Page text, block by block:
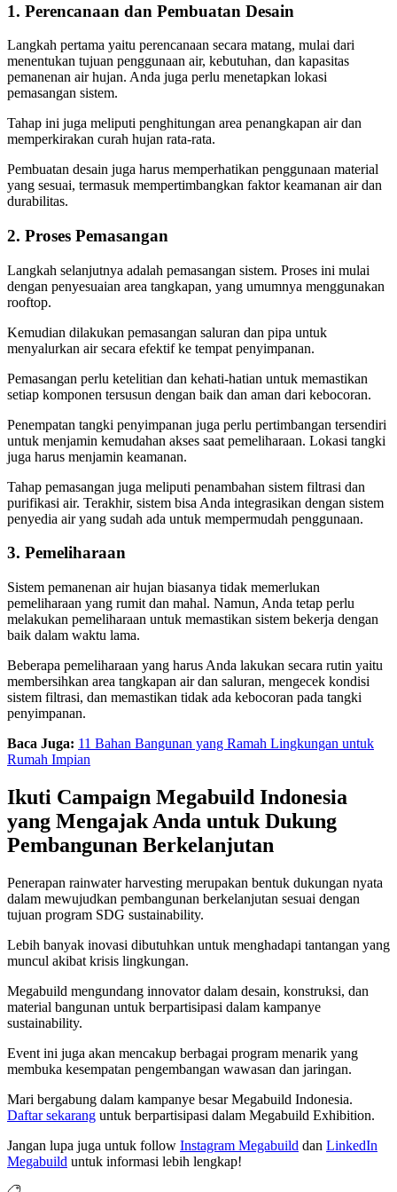
1. Perencanaan dan Pembuatan Desain
Langkah pertama yaitu perencanaan secara matang, mulai dari
menentukan tujuan penggunaan air, kebutuhan, dan kapasitas
pemanenan air hujan. Anda juga perlu menetapkan lokasi
pemasangan sistem.
Tahap ini juga meliputi penghitungan area penangkapan air dan
memperkirakan curah hujan rata-rata.
Pembuatan desain juga harus memperhatikan penggunaan material
yang sesuai, termasuk mempertimbangkan faktor keamanan air dan
durabilitas.
2. Proses Pemasangan
Langkah selanjutnya adalah pemasangan sistem. Proses ini mulai
dengan penyesuaian area tangkapan, yang umumnya menggunakan
rooftop.
Kemudian dilakukan pemasangan saluran dan pipa untuk
menyalurkan air secara efektif ke tempat penyimpanan.
Pemasangan perlu ketelitian dan kehati-hatian untuk memastikan
setiap komponen tersusun dengan baik dan aman dari kebocoran.
Penempatan tangki penyimpanan juga perlu pertimbangan tersendiri
untuk menjamin kemudahan akses saat pemeliharaan. Lokasi tangki
juga harus menjamin keamanan.
Tahap pemasangan juga meliputi penambahan sistem filtrasi dan
purifikasi air. Terakhir, sistem bisa Anda integrasikan dengan sistem
penyedia air yang sudah ada untuk mempermudah penggunaan.
3. Pemeliharaan
Sistem pemanenan air hujan biasanya tidak memerlukan
pemeliharaan yang rumit dan mahal. Namun, Anda tetap perlu
melakukan pemeliharaan untuk memastikan sistem bekerja dengan
baik dalam waktu lama.
Beberapa pemeliharaan yang harus Anda lakukan secara rutin yaitu
membersihkan area tangkapan air dan saluran, mengecek kondisi
sistem filtrasi, dan memastikan tidak ada kebocoran pada tangki
penyimpanan.
Baca Juga: 11 Bahan Bangunan yang Ramah Lingkungan untuk
Rumah Impian
Ikuti Campaign Megabuild Indonesia
yang Mengajak Anda untuk Dukung
Pembangunan Berkelanjutan
Penerapan rainwater harvesting merupakan bentuk dukungan nyata
dalam mewujudkan pembangunan berkelanjutan sesuai dengan
tujuan program SDG sustainability.
Lebih banyak inovasi dibutuhkan untuk menghadapi tantangan yang
muncul akibat krisis lingkungan.
Megabuild mengundang innovator dalam desain, konstruksi, dan
material bangunan untuk berpartisipasi dalam kampanye
sustainability.
Event ini juga akan mencakup berbagai program menarik yang
membuka kesempatan pengembangan wawasan dan jaringan.
Mari bergabung dalam kampanye besar Megabuild Indonesia.
Daftar sekarang untuk berpartisipasi dalam Megabuild Exhibition.
Jangan lupa juga untuk follow Instagram Megabuild dan LinkedIn
Megabuild untuk informasi lebih lengkap!